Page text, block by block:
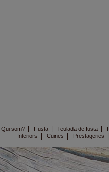
Qui som?| Fusta| Teulada de fusta|
Interiors Cuines Prestageries